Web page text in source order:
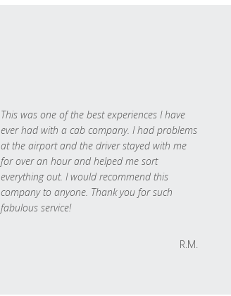
This was one of the best experiences I have
ever had with a cab company. I had problems
at the airport and the driver stayed with me
for over an hour and helped me sort
everything out. I would recommend this
company to anyone. Thank you for such
fabulous service!
R.M.